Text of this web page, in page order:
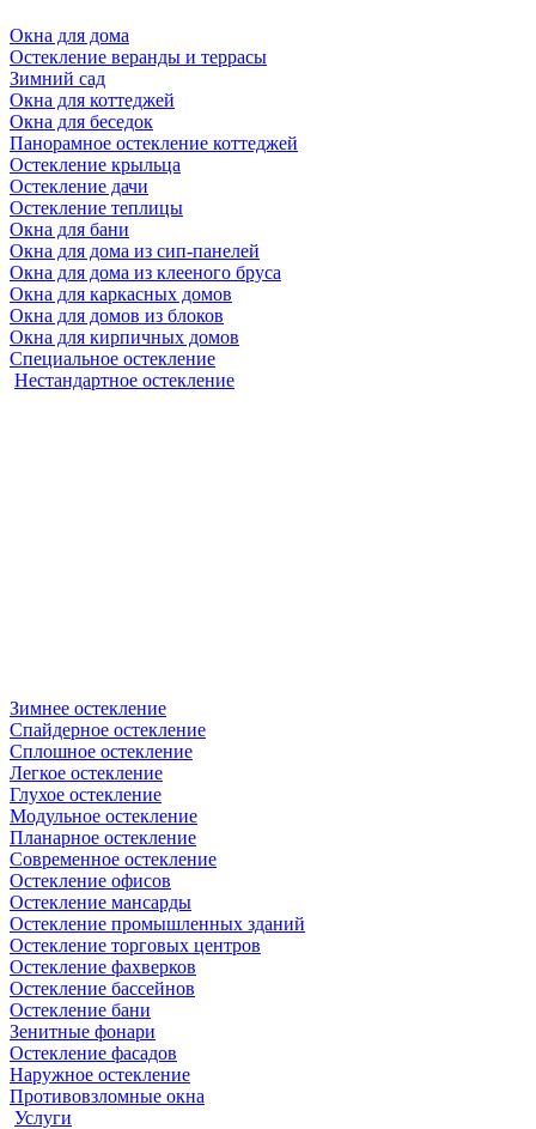
Окна для дома
Остекление веранды и террасы
Зимний сад
Окна для коттеджей
Окна для беседок
Панорамное остекление коттеджей
Остекление крыльца
Остекление дачи
Остекление теплицы
Окна для бани
Окна для дома из сип-панелей
Окна для дома из клееного бруса
Окна для каркасных домов
Окна для домов из блоков
Окна для кирпичных домов
Специальное остекление
Нестандартное остекление
Зимнее остекление
Спайдерное остекление
Сплошное остекление
Легкое остекление
Глухое остекление
Модульное остекление
Планарное остекление
Современное остекление
Остекление офисов
Остекление мансарды
Остекление промышленных зданий
Остекление торговых центров
Остекление фахверков
Остекление бассейнов
Остекление бани
Зенитные фонари
Остекление фасадов
Наружное остекление
Противовзломные окна
Услуги